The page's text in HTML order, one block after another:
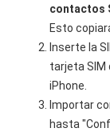
contactos
Esto
Inserte la
tarjeta SIM
iPhone.
Importar
hasta